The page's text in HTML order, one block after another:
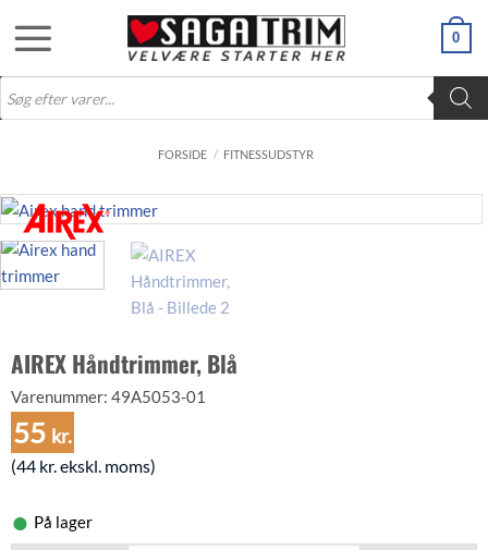
0
Products
search
FORSIDE / FITNESSUDSTYR
AIREX Håndtrimmer, Blå
Varenummer: 49A5053-01
55 kr.
(44 kr.ekskl. moms)
På lager